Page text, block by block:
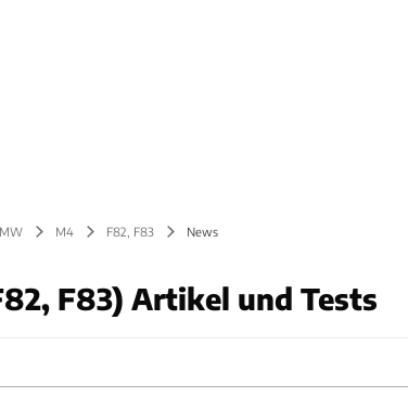
M4 F82, F83 News
F83) Artikel und Tests